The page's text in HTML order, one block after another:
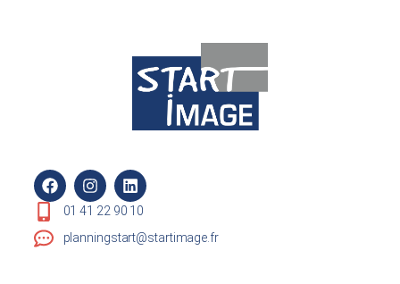
01 41 22 90 10
planningstart@startimage.fr